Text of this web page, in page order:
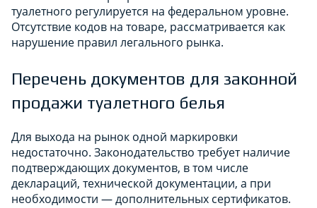
туалетного регулируется на федеральном уровне.
Отсутствие кодов на товаре, рассматривается как
нарушение правил легального рынка.
Перечень документов для законной
продажи туалетного белья
Для выхода на рынок одной маркировки
недостаточно. Законодательство требует наличие
подтверждающих документов, в том числе
деклараций, технической документации, а при
необходимости — дополнительных сертификатов.